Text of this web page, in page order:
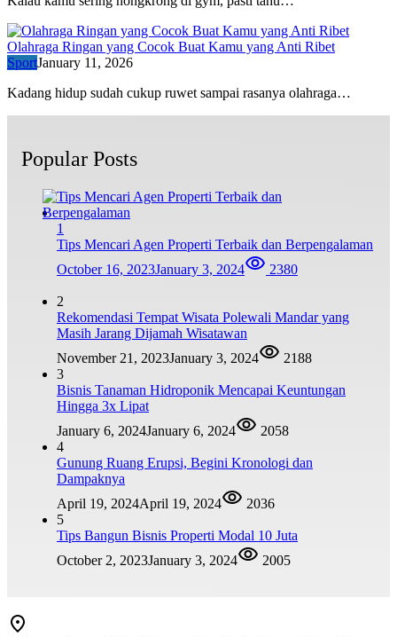
Olahraga Ringan yang Cocok Buat Kamu yang Anti Ribet
SportJanuary 11, 2026
Kadang hidup sudah cukup ruwet sampai rasanya olahraga…
Popular Posts
1
Tips Mencari Agen Properti Terbaik dan Berpengalaman
October 16, 2023January 3, 2024 2380
2
Rekomendasi Tempat Wisata Polewali Mandar yang
Masih Jarang Dijamah Wisatawan
November 21, 2023January 3, 2024
2188
3
Bisnis Tanaman Hidroponik Mencapai Keuntungan
Hingga 3x Lipat
January 6, 2024January 6, 2024
2058
4
Gunung Ruang Erupsi, Begini Kronologi dan
Dampaknya
April 19, 2024April 19, 2024
2036
5
Tips Bangun Bisnis Properti Modal 10 Juta
October 2, 2023January 3, 2024 2005